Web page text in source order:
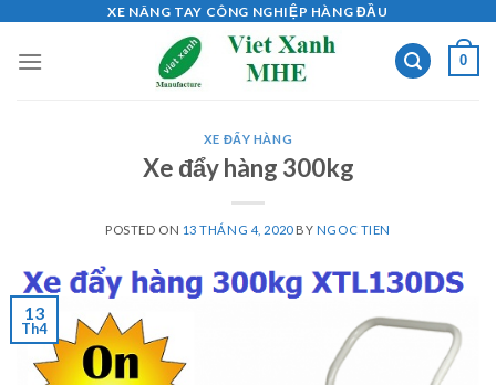
content
XE NÂNG TAY CÔNG NGHIỆP HÀNG ĐẦU
0
XE ĐẨY HÀNG
Xe đẩy hàng 300kg
POSTED ON 13 THÁNG 4, 2020BY NGOC TIEN
13
Th4